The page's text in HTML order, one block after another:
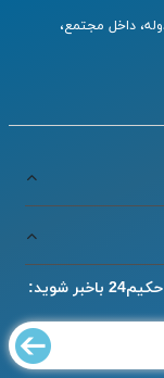
داخل مجتمع،
شوید: